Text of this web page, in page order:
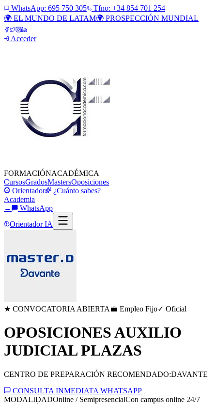
WhatsApp: 695 750 305
Tfno: +34 854 701 254
🌍 EL MUNDO DE LATAM🌍 PROSPECCIÓN MUNDIAL
Acceder
FORMACIÓNACADÉMICA
CursosGradosMastersOposiciones
Orientador
¿Cuánto sabes?
Academia
→
WhatsApp
Orientador IA
★ CONVOCATORIA ABIERTA 💼 Empleo Fijo✓ Oficial
OPOSICIONES AUXILIO
JUDICIAL PLAZAS
CENTRO DE PREPARACIÓN RECOMENDADO:DAVANTE
CONSULTA INMEDIATA WHATSAPP
MODALIDADOnline / SemipresencialCon campus online 24/7